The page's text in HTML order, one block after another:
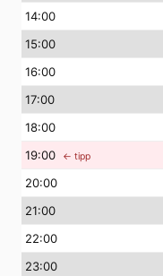
14:00
15:00
16:00
17:00
18:00
19:00 ← tipp
20:00
21:00
22:00
23:00